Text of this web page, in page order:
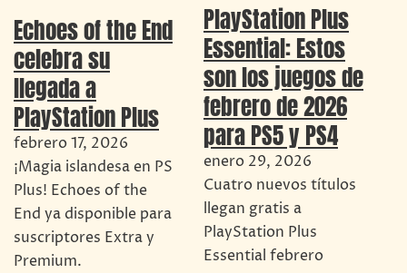
Echoes of the End
celebra su
llegada a
PlayStation Plus
febrero 17, 2026
¡Magia islandesa en PS
Plus! Echoes of the
End ya disponible para
suscriptores Extra y
Premium.
PlayStation Plus
Essential: Estos
son los juegos de
febrero de 2026
para PS5 y PS4
enero 29, 2026
Cuatro nuevos títulos
llegan gratis a
PlayStation Plus
Essential febrero